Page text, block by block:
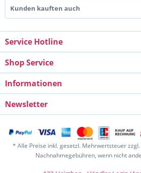
Kunden kauften auch
Service Hotline
Shop Service
Informationen
Newsletter
* Alle Preise inkl. gesetzl. Mehrwertsteuer zzgl.
Nachnahmegebühren, wenn nicht